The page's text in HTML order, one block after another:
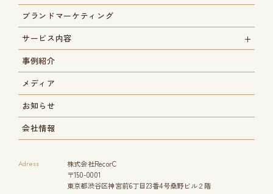
ブランドマーケティング
サービス内容
事例紹介
メディア
お知らせ
会社情報
Adress
株式会社RecorC
〒150-0001
東京都渋谷区神宮前6丁目23番4号桑野ビル２階